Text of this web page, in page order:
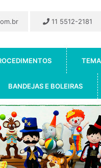
11 5512-2181
BANDEJAS E BOLEIRAS